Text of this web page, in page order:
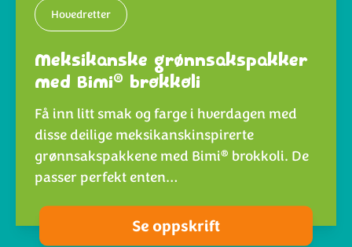
Hovedretter
Meksikanske grønnsakspakker
med Bimi® brokkoli
Få inn litt smak og farge i hverdagen med
disse deilige meksikanskinspirerte
grønnsakspakkene med Bimi® brokkoli. De
passer perfekt enten…
Se oppskrift